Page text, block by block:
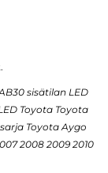
sisätilan LED
Toyota Toyota
Toyota Aygo
2008 2009 2010